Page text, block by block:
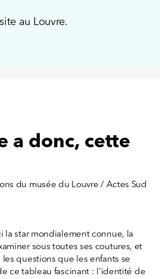
au Louvre.
a donc, cette
du musée du Louvre / Actes Sud
la star mondialement connue, la
sous toutes ses coutures, et
questions que les enfants se
ce tableau fascinant : l'identité de